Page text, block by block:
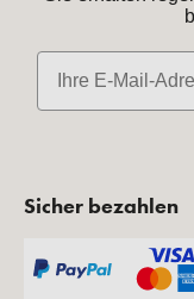
E-Mail
Sicher bezahlen